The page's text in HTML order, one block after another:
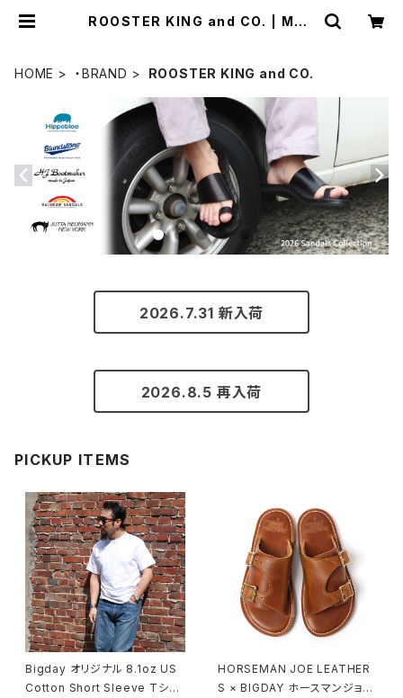
ROOSTER KING and CO. | MAV
HOME ・BRAND ROOSTER KING and CO.
2026.7.31 新入荷
2026.8.5 再入荷
PICKUP ITEMS
Bigday オリジナル 8.1oz US
Cotton Short Sleeve Tシャ
HORSEMAN JOE LEATHER
S × BIGDAY ホースマンジョー